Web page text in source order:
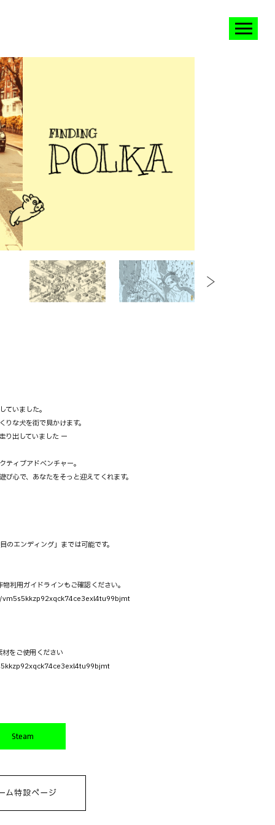
いました。
な犬を街で見かけます。
り出していました ー
ティブアドベンチャー。
心で、あなたをそっと迎えてくれます。
エンディング」までは可能です。
利用ガイドラインもご確認ください。
vm5s5kkzp92xqck74ce3exl4tu99bjmt
をご使用ください
Steam
ム特設ページ